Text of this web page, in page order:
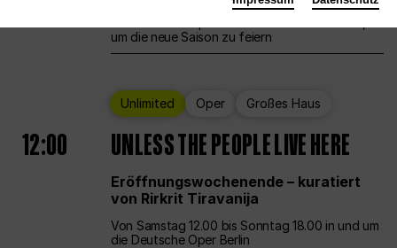
um die neue Saison zu feiern
Unlimited Oper Großes Haus
12:00 UNLESS THE PEOPLE LIVE HERE
Eröffnungswochenende – kuratiert
von Rirkrit Tiravanija
Von Samstag 12.00 bis Sonntag 18.00 in und um
die Deutsche Oper Berlin